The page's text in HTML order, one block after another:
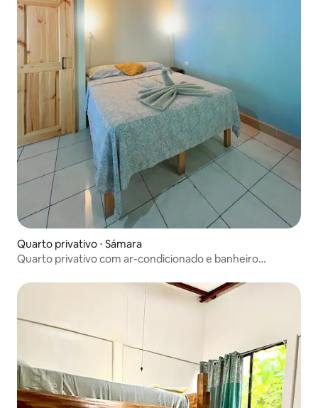
Quarto privativo ⋅ Sámara
Quarto privativo com ar-condicionado e banheiro